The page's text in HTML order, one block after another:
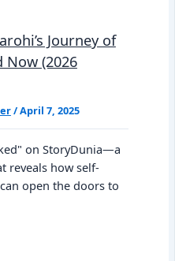
Journey of
Now (2026
/April 7, 2025
on StoryDunia—a
reveals how self-
open the doors to